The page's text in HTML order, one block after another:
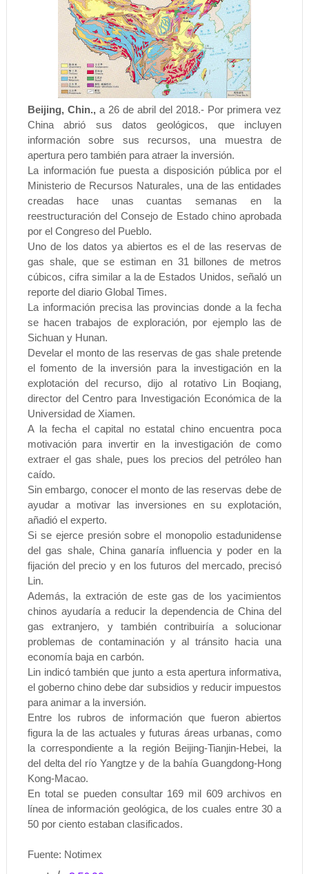
Beijing, Chin., a 26 de abril del 2018.- Por primera vez
China abrió sus datos geológicos, que incluyen
información sobre sus recursos, una muestra de
apertura pero también para atraer la inversión.
La información fue puesta a disposición pública por el
Ministerio de Recursos Naturales, una de las entidades
creadas hace unas cuantas semanas en la
reestructuración del Consejo de Estado chino aprobada
por el Congreso del Pueblo.
Uno de los datos ya abiertos es el de las reservas de
gas shale, que se estiman en 31 billones de metros
cúbicos, cifra similar a la de Estados Unidos, señaló un
reporte del diario Global Times.
La información precisa las provincias donde a la fecha
se hacen trabajos de exploración, por ejemplo las de
Sichuan y Hunan.
Develar el monto de las reservas de gas shale pretende
el fomento de la inversión para la investigación en la
explotación del recurso, dijo al rotativo Lin Boqiang,
director del Centro para Investigación Económica de la
Universidad de Xiamen.
A la fecha el capital no estatal chino encuentra poca
motivación para invertir en la investigación de como
extraer el gas shale, pues los precios del petróleo han
caído.
Sin embargo, conocer el monto de las reservas debe de
ayudar a motivar las inversiones en su explotación,
añadió el experto.
Si se ejerce presión sobre el monopolio estadunidense
del gas shale, China ganaría influencia y poder en la
fijación del precio y en los futuros del mercado, precisó
Lin.
Además, la extración de este gas de los yacimientos
chinos ayudaría a reducir la dependencia de China del
gas extranjero, y también contribuiría a solucionar
problemas de contaminación y al tránsito hacia una
economía baja en carbón.
Lin indicó también que junto a esta apertura informativa,
el goberno chino debe dar subsidios y reducir impuestos
para animar a la inversión.
Entre los rubros de información que fueron abiertos
figura la de las actuales y futuras áreas urbanas, como
la correspondiente a la región Beijing-Tianjin-Hebei, la
del delta del río Yangtze y de la bahía Guangdong-Hong
Kong-Macao.
En total se pueden consultar 169 mil 609 archivos en
línea de información geológica, de los cuales entre 30 a
50 por ciento estaban clasificados.
Fuente: Notimex